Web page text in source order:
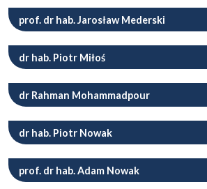
prof. dr hab. Jarosław Mederski
dr hab. Piotr Miłoś
dr Rahman Mohammadpour
dr hab. Piotr Nowak
prof. dr hab. Adam Nowak